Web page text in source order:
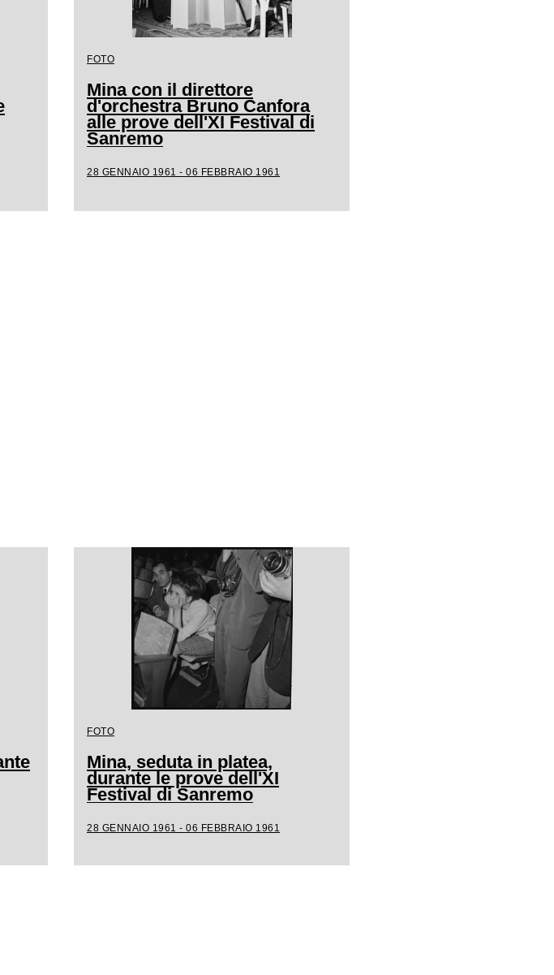
FOTO
Mina con il direttore
d'orchestra Bruno Canfora
alle prove dell'XI Festival di
Sanremo
28 GENNAIO 1961 - 06 FEBBRAIO 1961
FOTO
Mina, seduta in platea,
durante le prove dell'XI
Festival di Sanremo
28 GENNAIO 1961 - 06 FEBBRAIO 1961